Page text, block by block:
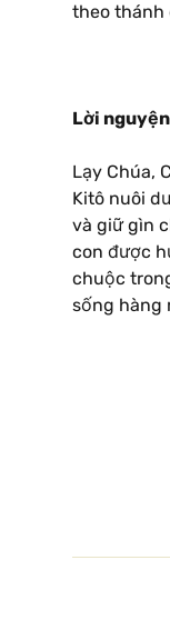
theo thánh
Lời
Lạy Chúa,
Kitô nuôi
và giữ gìn
con được
chuộc
sống hàng